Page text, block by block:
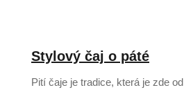
Stylový čaj o páté
Pití čaje je tradice, která je zde od